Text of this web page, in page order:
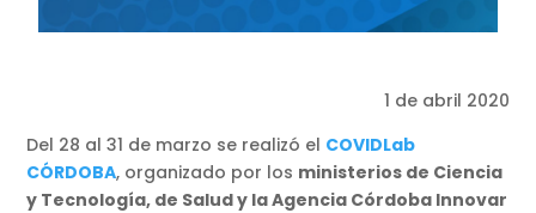
1 de abril 2020
Del 28 al 31 de marzo se realizó el COVIDLab
CÓRDOBA, organizado por los ministerios de Ciencia
y Tecnología, de Salud y laAgencia Córdoba Innovar